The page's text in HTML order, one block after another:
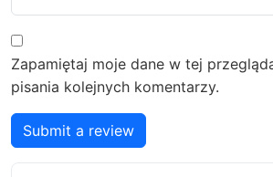
Zapamiętaj moje dane w tej
pisania kolejnych komentarzy.
Submit a review